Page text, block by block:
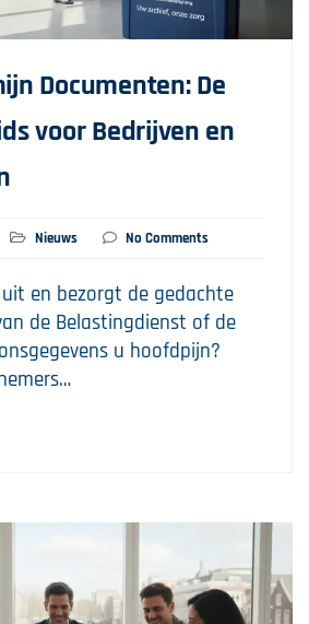
Documenten: De
voor Bedrijven en
Nieuws No Comments
en bezorgt de gedachte
de Belastingdienst of de
u hoofdpijn?